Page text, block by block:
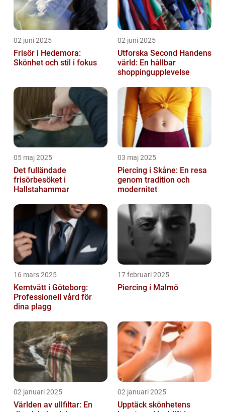
02 juni 2025
Frisör i Hedemora:
Skönhet och stil i fokus
02 juni 2025
Utforska Second Handens
värld: En hållbar
shoppingupplevelse
05 maj 2025
Det fulländade
frisörbesöket i
Hallstahammar
03 maj 2025
Piercing i Skåne: En resa
genom tradition och
modernitet
16 mars 2025
Kemtvätt i Göteborg:
Professionell vård för
dina plagg
17 februari 2025
Piercing i Malmö
02 januari 2025
Världen av ullfiltar: En
02 januari 2025
Upptäck skönhetens